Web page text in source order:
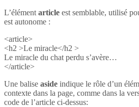
L’élément article est semblable, utilisé
est autonome :
<article>
<h2 >Le miracle</h2 >
Le miracle du chat perdu s’avère…
</article>
Une balise aside indique le rôle d’un
contexte dans la page, comme dans la
code de l’article ci-dessus: